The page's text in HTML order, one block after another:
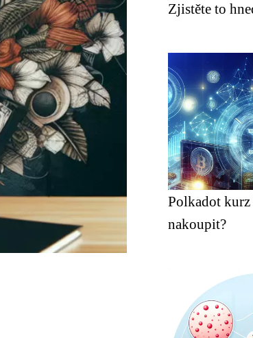
Zjistěte to
Polkadot
nakoupit?